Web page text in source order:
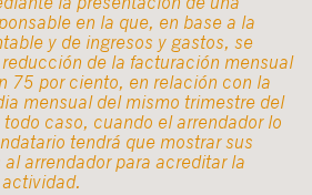
en la que, en base a la
y de ingresos y gastos, se
de la facturación mensual
75 por ciento, en relación con la
mensual del mismo trimestre del
caso, cuando el arrendador lo
tendrá que mostrar sus
arrendador para acreditar la